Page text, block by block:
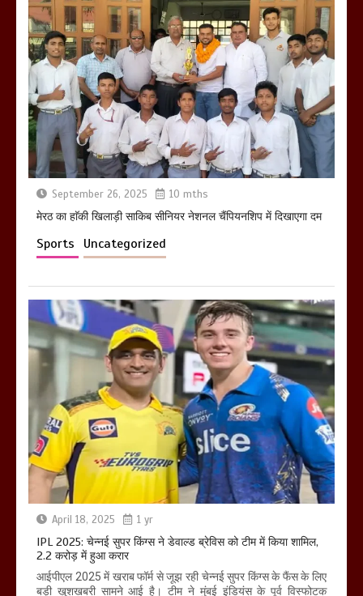
मेरठ सुराजकुंड शमशान घाट में चिता से अस्थि
उठाकर खाते कुत्ते का वीडियो इंटरनेट पर जमकर
हो रहा वायरल
March 6, 2025
होलिका रखने पर लात मार कर होलिका को किया
तहस नहस,मोहल्ले वालों के साथ की गई गाली
खराबा,
September 26, 2025 10 mths
मेरठ का हाॅकी खिलाड़ी साकिब सीनियर नेशनल चैंपियनशिप में दिखाएगा दम
Sports Uncategorized
April 18, 2025 1 yr
IPL 2025: चेन्नई सुपर किंग्स ने डेवाल्ड ब्रेविस को टीम में किया शामिल,
2.2 करोड़ में हुआ करार
आईपीएल 2025 में खराब फॉर्म से जूझ रही चेन्नई सुपर किंग्स के फैंस के लिए
बड़ी खुशखबरी सामने आई है। टीम ने मुंबई इंडियंस के पूर्व विस्फोटक